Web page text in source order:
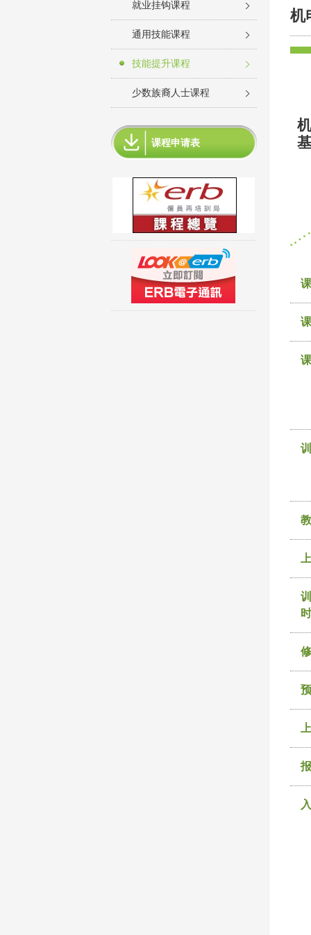
就业挂钩课程
通用技能课程
技能提升课程
少数族裔人士课程
课程申请表
机